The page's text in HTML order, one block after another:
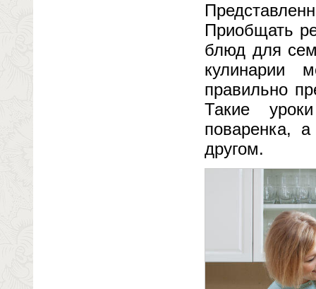
Приобщать
блюд для
кулинарии
правильно
Такие
поваренка,
другом.